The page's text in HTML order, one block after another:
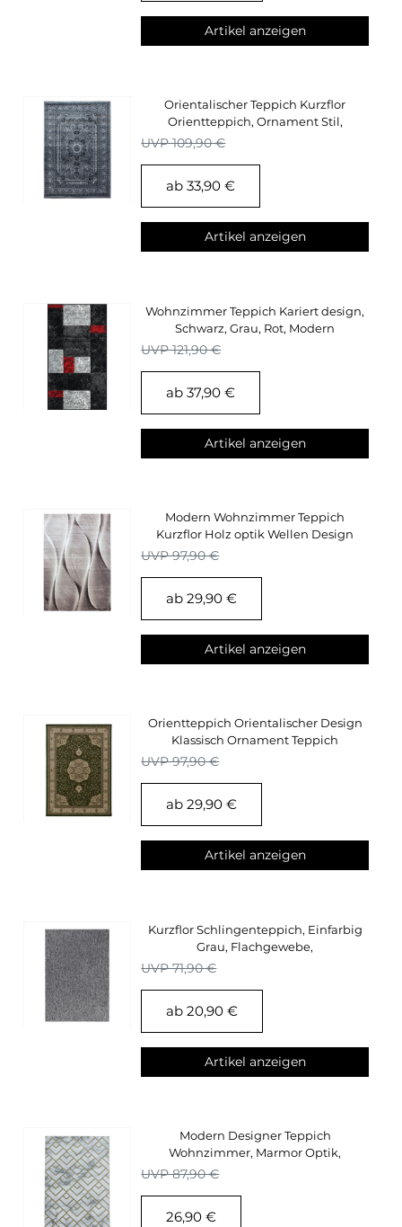
Artikel anzeigen
Orientalischer Teppich Kurzflor
Orientteppich, Ornament Stil,
Wohnzimmerteppich
UVP 109,90 €
ab 33,90 €
Artikel anzeigen
Wohnzimmer Teppich Kariert design,
Schwarz, Grau, Rot, Modern
Konturenschnitt
UVP 121,90 €
ab 37,90 €
Artikel anzeigen
Modern Wohnzimmer Teppich
Kurzflor Holz optik Wellen Design
Beige, Pflegeleicht
UVP 97,90 €
ab 29,90 €
Artikel anzeigen
Orientteppich Orientalischer Design
Klassisch Ornament Teppich
Wohnzimmer Grün
UVP 97,90 €
ab 29,90 €
Artikel anzeigen
Kurzflor Schlingenteppich, Einfarbig
Grau, Flachgewebe,
Wohnzimmerteppich
UVP 71,90 €
ab 20,90 €
Artikel anzeigen
Modern Designer Teppich
Wohnzimmer, Marmor Optik,
Pflegeleicht, Kurzflor
UVP 87,90 €
26,90 €